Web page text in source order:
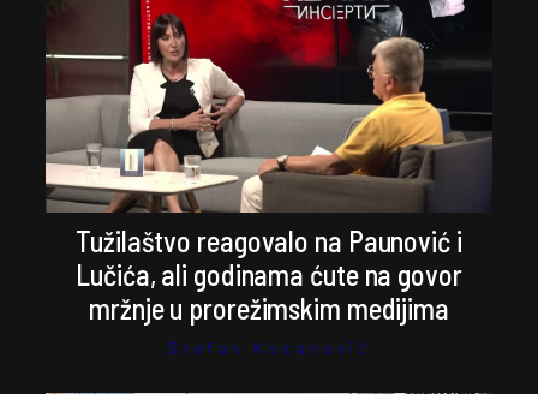
Tužilaštvo reagovalo na Paunović i
Lučića, ali godinama ćute na govor
mržnje u prorežimskim medijima
Stefan Kosanović